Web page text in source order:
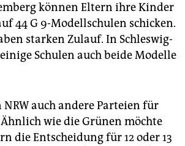
können Eltern ihre Kinder
44 G 9-Modellschulen schicken.
starken Zulauf. In Schleswig-
Schulen auch beide Modelle
auch andere Parteien für
wie die Grünen möchte
die Entscheidung für 12 oder 13